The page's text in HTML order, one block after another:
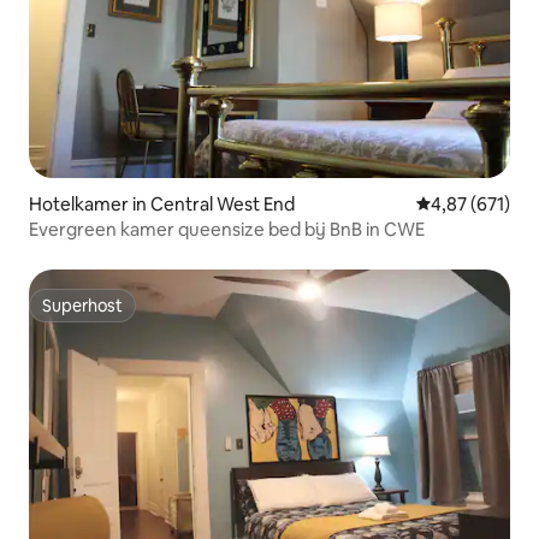
Hotelkamer in Central West End Gemiddelde
4,87 (671)
Evergreen kamer queensize bed bij BnB in CWE
Superhost
Superhost